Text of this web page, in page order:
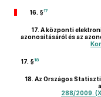
16. §17
17. A központi
azonosításáról és az
17. §18
18. Az Országos
288/2009.